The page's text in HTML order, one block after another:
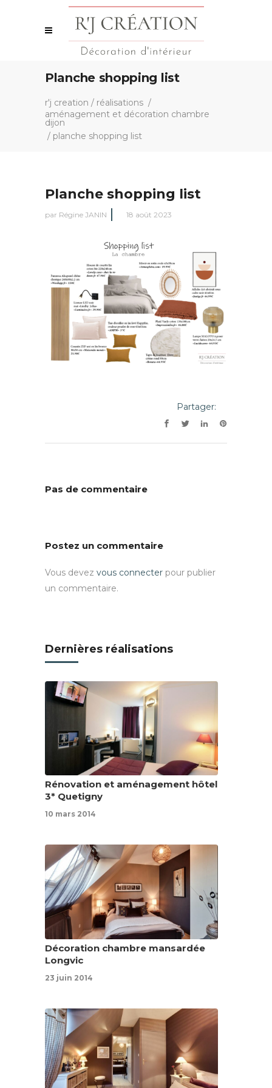
Planche shopping list
r'j creation / réalisations /
aménagement et décoration chambre
dijon
/ planche shopping list
Planche shopping list
par Régine JANIN 18 août 2023
Partager:
Pas de commentaire
Postez un commentaire
Vous devez vous connecter pour publier
un commentaire.
Dernières réalisations
Rénovation et aménagement hôtel
3* Quetigny
10 mars 2014
Décoration chambre mansardée
Longvic
23 juin 2014